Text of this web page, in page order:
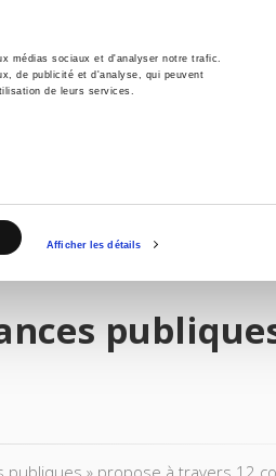
médias sociaux et d'analyser notre trafic.
de publicité et d'analyse, qui peuvent
de leurs services.
Afficher les détails
publiques » propose à travers 12